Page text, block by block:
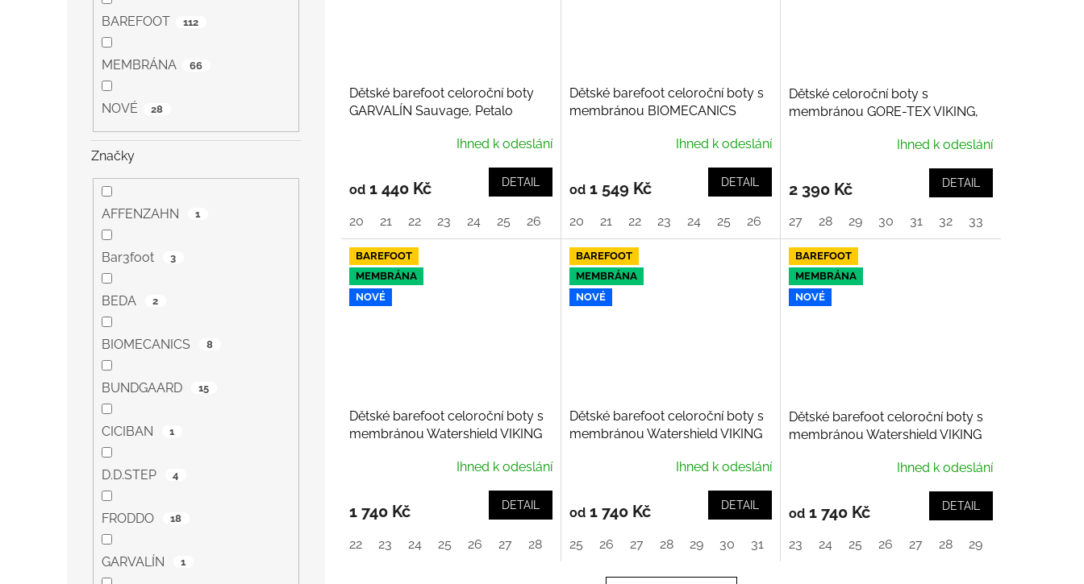
BAREFOOT 112
MEMBRÁNA 66
NOVÉ 28
Značky
AFFENZAHN 1
Bar3foot 3
BEDA 2
BIOMECANICS 8
BUNDGAARD 15
CICIBAN 1
D.D.STEP 4
FRODDO 18
GARVALÍN 1
Dětské barefoot celoroční boty
GARVALÍN Sauvage, Petalo
Ihned k odeslání
od 1 440 Kč DETAIL
20 21 22 23 24 25 26
Dětské barefoot celoroční boty s
membránou BIOMECANICS
Ihned k odeslání
od1 549 Kč DETAIL
20 21 22 23 24 25 26
Dětské celoroční boty s
membránou GORE-TEX VIKING,
Ihned k odeslání
2 390 Kč DETAIL
27 28 29 30 31 32 33
BAREFOOT
MEMBRÁNA
NOVÉ
Dětské barefoot celoroční boty s
membránou Watershield VIKING
Ihned k odeslání
1 740 Kč DETAIL
22 23 24 25 26 27 28 29 30
BAREFOOT
MEMBRÁNA
NOVÉ
Dětské barefoot celoroční boty s
membránou Watershield VIKING
Ihned k odeslání
od1 740 Kč DETAIL
25 26 27 28 29 30 31 32 33 34 35 36 37
BAREFOOT
MEMBRÁNA
NOVÉ
Dětské barefoot celoroční boty s
membránou Watershield VIKING
Ihned k odeslání
od 1 740 Kč DETAIL
23 24 25 26 27 28 29